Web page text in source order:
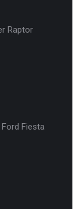
Raptor
Fiesta